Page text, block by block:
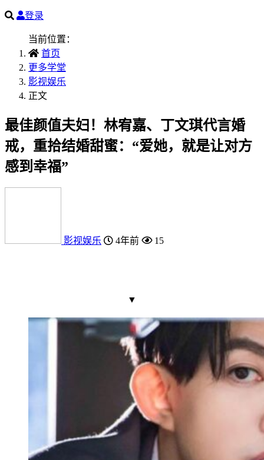
登录
当前位置：
首页
更多学堂
影视娱乐
正文
最佳颜值夫妇！林宥嘉、丁文琪代言婚
戒，重拾结婚甜蜜：“爱她，就是让对方
感到幸福”
影视娱乐 4年前 15
▼